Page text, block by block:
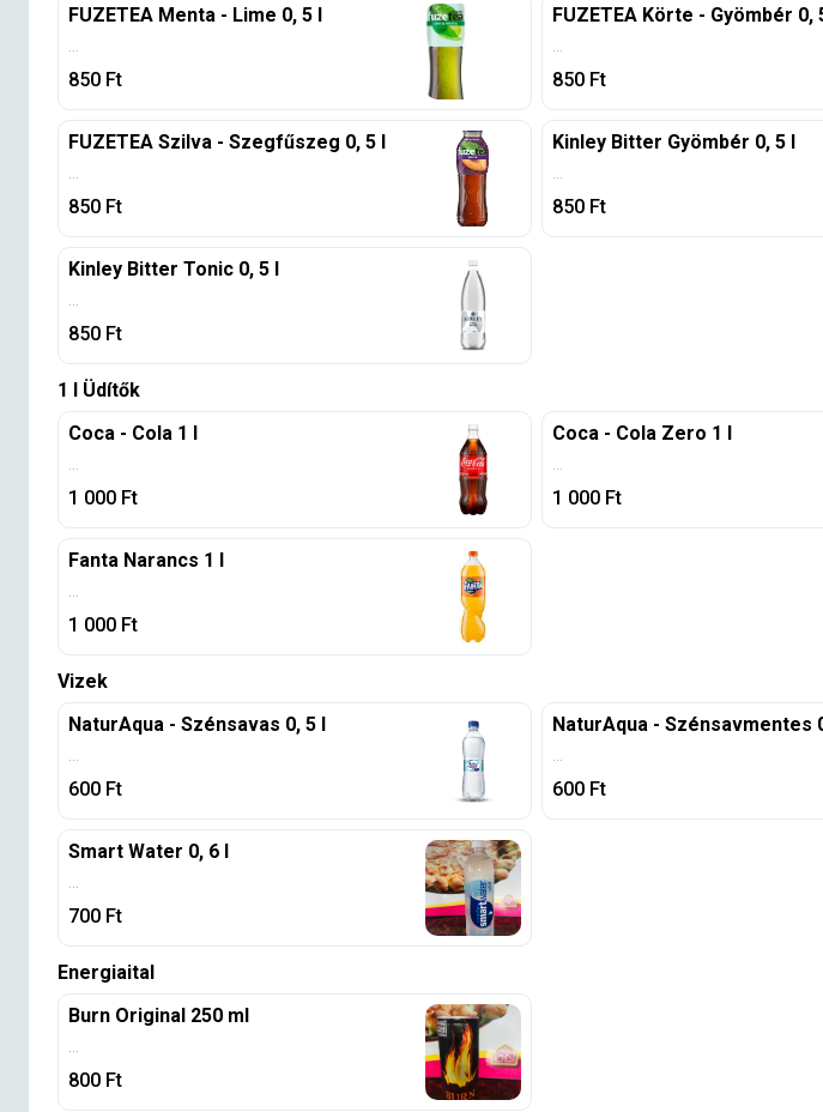
FUZETEA Menta - Lime 0, 5 l
...
850 Ft
FUZETEA Körte - Gyömbér 0,
...
850 Ft
FUZETEA Szilva - Szegfűszeg 0, 5 l
...
850 Ft
Kinley Bitter Gyömbér 0, 5 l
...
850 Ft
Kinley Bitter Tonic 0, 5 l
...
850 Ft
1 l Üdítők
Coca - Cola 1 l
...
1 000 Ft
Coca - Cola Zero 1 l
...
1 000 Ft
Fanta Narancs 1 l
...
1 000 Ft
Vizek
NaturAqua - Szénsavas 0, 5 l
...
600 Ft
NaturAqua - Szénsavmentes
...
600 Ft
Smart Water 0, 6 l
...
700 Ft
Energiaital
Burn Original 250 ml
...
800 Ft